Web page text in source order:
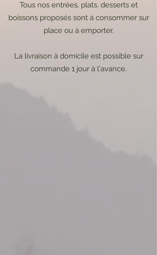
Tous nos entrées, plats, desserts et
boissons proposés sont à consommer sur
place ou à emporter.
La livraison à domicile est possible sur
commande 1 jour à l'avance.